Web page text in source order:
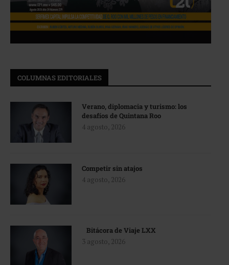
COLUMNAS EDITORIALES
Verano, diplomacia y turismo: los
desafíos de Quintana Roo
4 agosto, 2026
Competir sin atajos
4 agosto, 2026
Bitácora de Viaje LXX
3 agosto, 2026